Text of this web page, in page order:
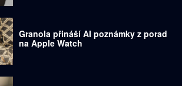
Granola přináší AI poznámky z porad
na Apple Watch